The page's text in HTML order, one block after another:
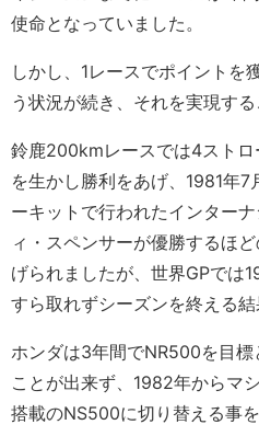
使命となっていました。
しかし、1レースでポイントを
う状況が続き、それを実現する
鈴鹿200kmレースでは4ストロ
を生かし勝利をあげ、1981年
ーキットで行われたインター
ィ・スペンサーが優勝するほ
げられましたが、世界GPでは
すら取れずシーズンを終える結
ホンダは3年間でNR500を目
ことが出来ず、1982年からマ
搭載のNS500に切り替える事を